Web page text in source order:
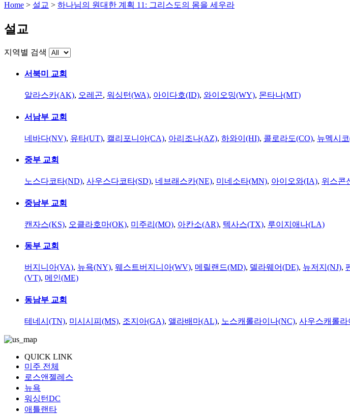
Home > 설교 > 하나님의 원대한 계획 11: 그리스도의 몸을 세우라
설교
지역별 검색
서북미 교회
알라스카(AK), 오레곤, 워싱턴(WA), 아이다호(ID), 와이오밍(WY), 몬타나(MT)
서남부 교회
네바다(NV), 유타(UT), 캘리포니아(CA), 아리조나(AZ), 하와이(HI), 콜로라도(CO), 뉴멕시
중부 교회
노스다코타(ND), 사우스다코타(SD), 네브래스카(NE), 미네소타(MN), 아이오와(IA), 위스콘
중남부 교회
캔자스(KS), 오클라호마(OK), 미주리(MO), 아칸소(AR), 텍사스(TX), 루이지애나(LA)
동부 교회
버지니아(VA), 뉴욕(NY), 웨스트버지니아(WV), 메릴랜드(MD), 델라웨어(DE), 뉴저지(NJ),
(VT), 메인(ME)
동남부 교회
테네시(TN), 미시시피(MS), 조지아(GA), 앨라배마(AL), 노스캐롤라이나(NC), 사우스캐롤라
QUICK LINK
미주 전체
로스앤젤레스
뉴욕
워싱턴DC
애틀랜타